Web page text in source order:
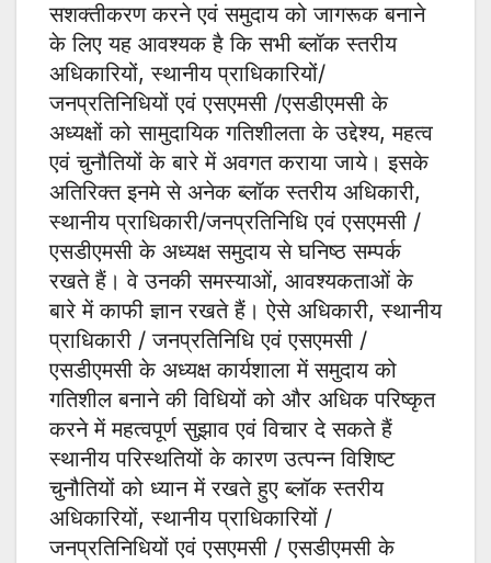
सशक्तीकरण करने एवं समुदाय को जागरूक बनाने
के लिए यह आवश्यक है कि सभी ब्लॉक स्तरीय
अधिकारियों, स्थानीय प्राधिकारियों/
जनप्रतिनिधियों एवं एसएमसी /एसडीएमसी के
अध्यक्षों को सामुदायिक गतिशीलता के उद्देश्य, महत्व
एवं चुनौतियों के बारे में अवगत कराया जाये। इसके
अतिरिक्त इनमे से अनेक ब्लॉक स्तरीय अधिकारी,
स्थानीय प्राधिकारी/जनप्रतिनिधि एवं एसएमसी /
एसडीएमसी के अध्यक्ष समुदाय से घनिष्ठ सम्पर्क
रखते हैं। वे उनकी समस्याओं, आवश्यकताओं के
बारे में काफी ज्ञान रखते हैं। ऐसे अधिकारी, स्थानीय
प्राधिकारी / जनप्रतिनिधि एवं एसएमसी /
एसडीएमसी के अध्यक्ष कार्यशाला में समुदाय को
गतिशील बनाने की विधियों को और अधिक परिष्कृत
करने में महत्वपूर्ण सुझाव एवं विचार दे सकते हैं
स्थानीय परिस्थतियों के कारण उत्पन्न विशिष्ट
चुनौतियों को ध्यान में रखते हुए ब्लॉक स्तरीय
अधिकारियों, स्थानीय प्राधिकारियों /
जनप्रतिनिधियों एवं एसएमसी / एसडीएमसी के